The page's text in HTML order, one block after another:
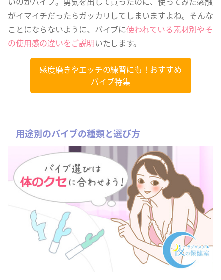
がイマイチだったらガッカリしてしまいますよね。そんな
ことにならないように、バイブに使われている素材別やそ
の使用感の違いをご説明いたします。
感度磨きやエッチの練習にも！おすすめ
バイブ特集
用途別のバイブの種類と選び方